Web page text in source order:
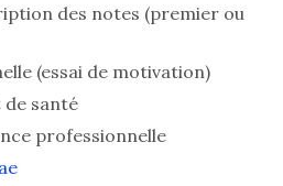
des notes (premier ou
(essai de motivation)
santé
professionnelle